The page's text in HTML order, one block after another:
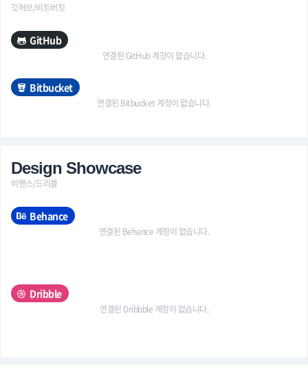
깃허브/비트버킷
GitHub
연결된 GitHub 계정이 없습니다.
Bitbucket
연결된 Bitbucket 계정이 없습니다.
Design Showcase
비핸스/드리블
Behance
연결된 Behance 계정이 없습니다.
Dribble
연결된 Dribbble 계정이 없습니다.